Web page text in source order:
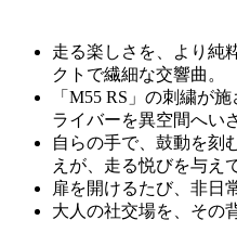
走る楽しさを、より純
クトで繊細な交響曲。
「M55 RS」の刺繍が
ライバーを異空間へい
自らの手で、鼓動を刻
えが、走る悦びを与え
扉を開けるたび、非日
大人の社交場を、その